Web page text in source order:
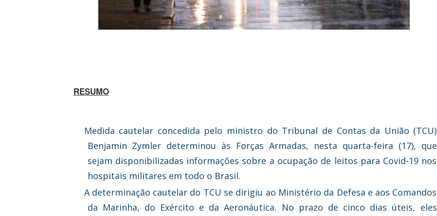
RESUMO
Medida cautelar concedida pelo ministro do Tribunal de Contas da União (TCU)
Benjamin Zymler determinou às Forças Armadas, nesta quarta-feira (17), que
sejam disponibilizadas informações sobre a ocupação de leitos para Covid-19 nos
hospitais militares em todo o Brasil.
A determinação cautelar do TCU se dirigiu ao Ministério da Defesa e aos Comandos
da Marinha, do Exército e da Aeronáutica. No prazo de cinco dias úteis, eles